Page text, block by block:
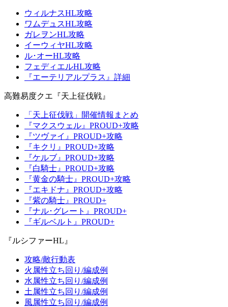
ウィルナスHL攻略
ワムデュスHL攻略
ガレヲンHL攻略
イーウィヤHL攻略
ル･オーHL攻略
フェディエルHL攻略
『エーテリアルプラス』詳細
高難易度クエ『天上征伐戦』
「天上征伐戦」開催情報まとめ
『マクスウェル』PROUD+攻略
『ツヴァイ』PROUD+攻略
『キクリ』PROUD+攻略
『ケルブ』PROUD+攻略
『白騎士』PROUD+攻略
『黄金の騎士』PROUD+攻略
『エキドナ』PROUD+攻略
『紫の騎士』PROUD+
『ナル･グレート』PROUD+
『ギルベルト』PROUD+
『ルシファーHL』
攻略/敵行動表
火属性立ち回り/編成例
水属性立ち回り/編成例
土属性立ち回り/編成例
風属性立ち回り/編成例